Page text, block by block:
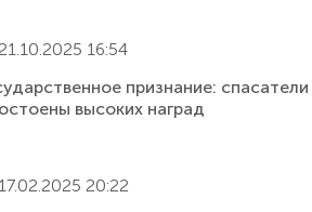
21.10.2025 16:54
признание:
высоких наград
17.02.2025 20:22